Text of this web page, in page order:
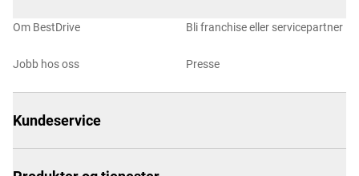
Om BestDrive
Jobb hos oss
Bli franchise eller servicepartner
Presse
Kundeservice